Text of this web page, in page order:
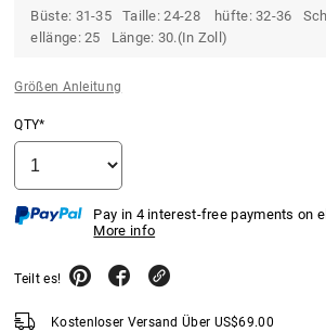
Büste: 31-35 Taille: 24-28 hüfte: 32-36
ellänge: 25 Länge: 30.(In Zoll)
Größen Anleitung
QTY*
Pay in 4 interest-free payments on
More info
Teilt es!
Kostenloser Versand Über US$69.00